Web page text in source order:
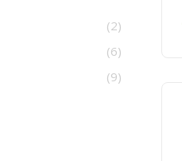
(2)
(6)
(9)